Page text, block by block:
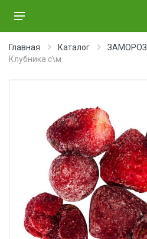
Главная Каталог
Клубника с\м